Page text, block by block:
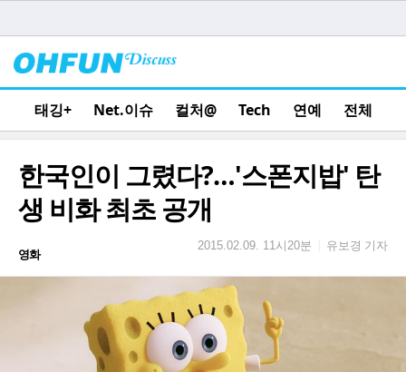
태깅+ Net.이슈 컬처@ Tech 연예 전체
한국인이 그렸다?…'스폰지밥' 탄
생 비화 최초 공개
영화
2015.02.09. 11시20분 유보경 기자